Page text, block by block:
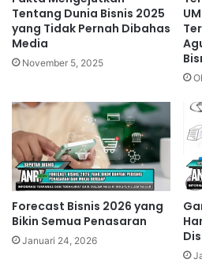
Tentang Dunia Bisnis 2025
yang Tidak Pernah Dibahas
Media
November 5, 2025
Forecast Bisnis 2026 yang
Bikin Semua Penasaran
Januari 24, 2026